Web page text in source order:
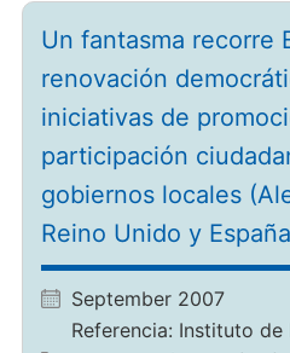
Un fantasma recorre
renovación
iniciativas de
participación
gobiernos locales
Reino Unido y
September 2007
Referencia: Instituto de